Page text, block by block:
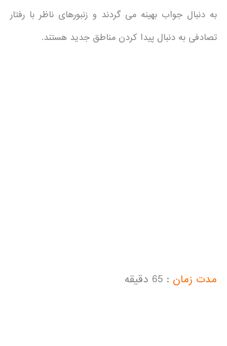
به دنبال جواب بهینه می گردند و زنبورهای ناظر با رفتار
تصادفی به دنبال پیدا کردن مناطق جدید هستند.
مدت زمان : 65 دقیقه